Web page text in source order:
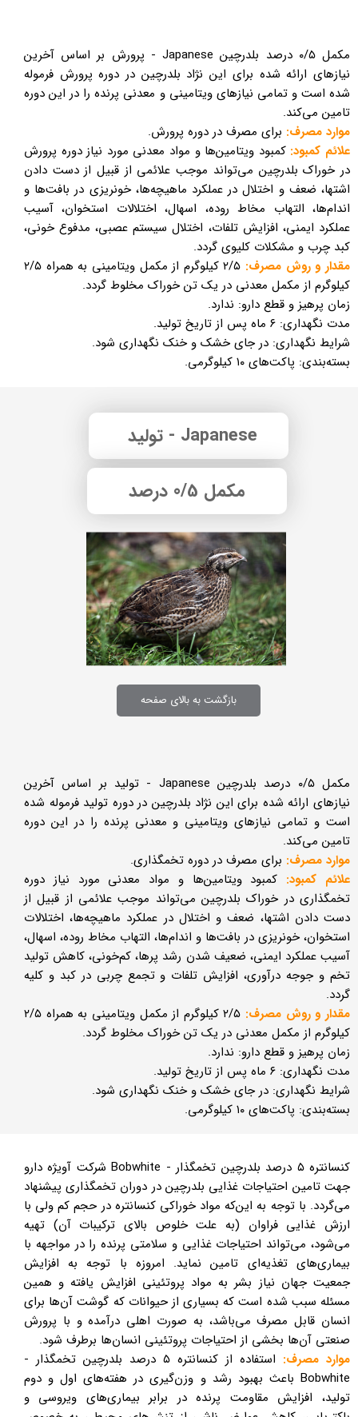
مکمل ۰/۵ درصد بلدرچین Japanese - پرورش بر اساس آخرین
نیازهای ارائه شده برای این نژاد بلدرچین در دوره پرورش فرموله
شده است و تمامی نیازهای ویتامینی و معدنی پرنده را در این دوره
تامین می‌کند.
موارد مصرف: برای مصرف در دوره پرورش.
علائم کمبود: کمبود ویتامین‌ها و مواد معدنی مورد نیاز دوره پرورش
در خوراک بلدرچین می‌تواند موجب علائمی از قبیل از دست دادن
اشتها، ضعف و اختلال در عملکرد ماهیچه‌ها، خونریزی در بافت‌ها و
اندام‌ها، التهاب مخاط روده، اسهال، اختلالات استخوان، آسیب
عملکرد ایمنی، افزایش تلفات، اختلال سیستم عصبی، مدفوع خونی،
کبد چرب و مشکلات کلیوی گردد.
مقدار و روش مصرف:
۲/۵ کیلوگرم از مکمل ویتامینی به همراه ۲/۵
کیلوگرم از مکمل معدنی در یک تن خوراک مخلوط گردد.
زمان پرهیز و قطع دارو: ندارد.
مدت نگهداری: ۶ ماه پس از تاریخ تولید.
شرایط نگهداری: در جای خشک و خنک نگهداری شود.
بسته‌بندی: پاکت‌های ۱۰ کیلوگرمی.
مکمل ۰/۵ درصد بلدرچین Japanese - تولید بر اساس آخرین
نیازهای ارائه شده برای این نژاد بلدرچین در دوره تولید فرموله شده
است و تمامی نیازهای ویتامینی و معدنی پرنده را در این دوره
تامین می‌کند.
موارد مصرف: برای مصرف در دوره تخمگذاری.
علائم کمبود: کمبود ویتامین‌ها و مواد معدنی مورد نیاز دوره
تخمگذاری در خوراک بلدرچین می‌تواند موجب علائمی از قبیل از
دست دادن اشتها، ضعف و اختلال در عملکرد ماهیچه‌ها، اختلالات
استخوان، خونریزی در بافت‌ها و اندام‌ها، التهاب مخاط روده، اسهال،
آسیب عملکرد ایمنی، ضعیف شدن رشد پرها، کم‌خونی، کاهش تولید
تخم و جوجه درآوری، افزایش تلفات و تجمع چربی در کبد و کلیه
گردد.
مقدار و روش مصرف:
۲/۵ کیلوگرم از مکمل ویتامینی به همراه ۲/۵
کیلوگرم از مکمل معدنی در یک تن خوراک مخلوط گردد.
زمان پرهیز و قطع دارو: ندارد.
مدت نگهداری: ۶ ماه پس از تاریخ تولید.
شرایط نگهداری: در جای خشک و خنک نگهداری شود.
بسته‌بندی: پاکت‌های ۱۰ کیلوگرمی.
Japanese - تولید
مکمل 0/5 درصد
بازگشت به بالای صفحه
کنسانتره ۵ درصد بلدرچین تخمگذار - Bobwhite شرکت آویژه دارو
جهت تامین احتیاجات غذایی بلدرچین در دوران تخمگذاری پیشنهاد
می‌گردد. با توجه به این‌که مواد خوراکی کنسانتره در حجم کم ولی با
ارزش غذایی فراوان (به علت خلوص بالای ترکیبات آن) تهیه
می‌شود، می‌تواند احتیاجات غذایی و سلامتی پرنده را در مواجهه با
بیماری‌های تغذیه‌ای تامین نماید. امروزه با توجه به افزایش
جمعیت جهان نیاز بشر به مواد پروتئینی افزایش یافته و همین
مسئله سبب شده است که بسیاری از حیوانات که گوشت آن‌ها برای
انسان قابل مصرف می‌باشد، به صورت اهلی درآمده و با پرورش
صنعتی آن‌ها بخشی از احتیاجات پروتئینی انسان‌ها برطرف شود.
موارد مصرف:
استفاده از کنسانتره ۵ درصد بلدرچین تخمگذار -
Bobwhite باعث بهبود رشد و وزن‌گیری در هفته‌های اول و دوم
تولید، افزایش مقاومت پرنده در برابر بیماری‌های ویروسی و